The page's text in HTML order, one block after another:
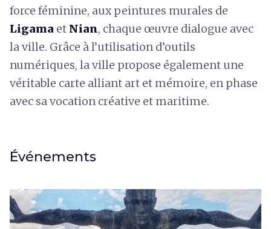
force féminine, aux peintures murales de
Ligama et Nian, chaque œuvre dialogue avec
la ville. Grâce à l’utilisation d’outils
numériques, la ville propose également une
véritable carte alliant art et mémoire, en phase
avec sa vocation créative et maritime.
Événements